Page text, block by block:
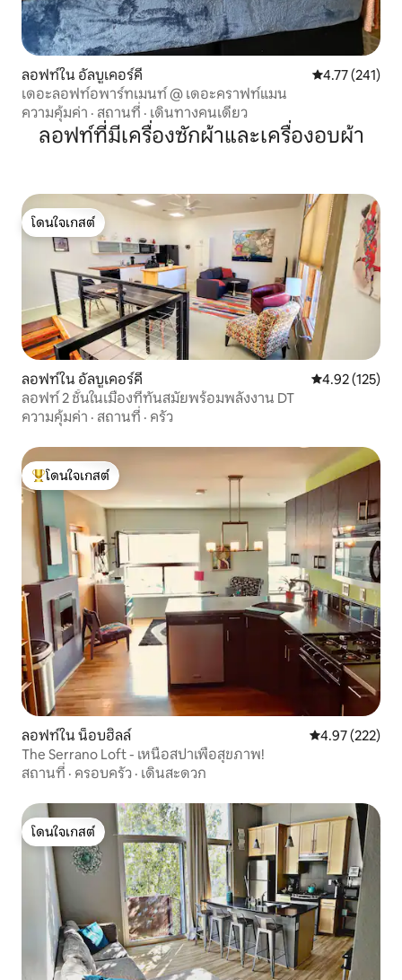
ลอฟท์ใน อัลบูเคอร์คี คะแนนเฉลี่ย
4.77 (241)
เดอะลอฟท์อพาร์ทเมนท์ @ เดอะคราฟท์แมน
ความคุ้มค่า · สถานที่ · เดินทางคนเดียว
ลอฟท์ที่มีเครื่องซักผ้าและเครื่องอบผ้า
โดนใจเกสต์
โดนใจเกสต์
ลอฟท์ใน อัลบูเคอร์คี คะแนนเฉลี่ย
4.92 (125)
ลอฟท์ 2 ชั้นในเมืองที่ทันสมัยพร้อมพลังงาน DT
ความคุ้มค่า · สถานที่ · ครัว
โดนใจเกสต์ที่สุด
โดนใจเกสต์
ลอฟท์ใน น็อบฮิลล์ คะแนนเฉลี่ย
4.97 (222)
The Serrano Loft - เหนือสปาเพื่อสุขภาพ!
สถานที่ · ครอบครัว · เดินสะดวก
โดนใจเกสต์
โดนใจเกสต์